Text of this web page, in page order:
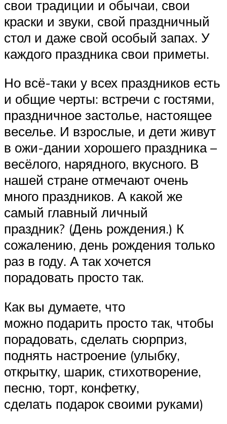
свои традиции и обычаи, свои
краски и звуки, свой праздничный
стол и даже свой особый запах. У
каждого праздника свои приметы.
Но всё-таки у всех праздников есть
и общие черты: встречи с гостями,
праздничное застолье, настоящее
веселье. И взрослые, и дети живут
в ожи-дании хорошего праздника –
весёлого, нарядного, вкусного. В
нашей стране отмечают очень
много праздников. А какой же
самый главный личный
праздник? (День рождения.) К
сожалению, день рождения только
раз в году. А так хочется
порадовать просто так.
Как вы думаете, что
можно подарить просто так, чтобы
порадовать, сделать сюрприз,
поднять настроение (улыбку,
открытку, шарик, стихотворение,
песню, торт, конфетку,
сделать подарок своими руками)